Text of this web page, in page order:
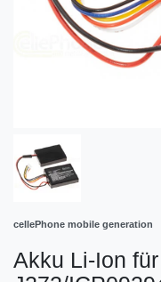
cellePhone mobile generation
Akku Li-Ion